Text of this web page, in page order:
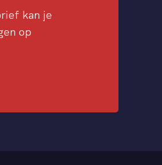
kan je
op